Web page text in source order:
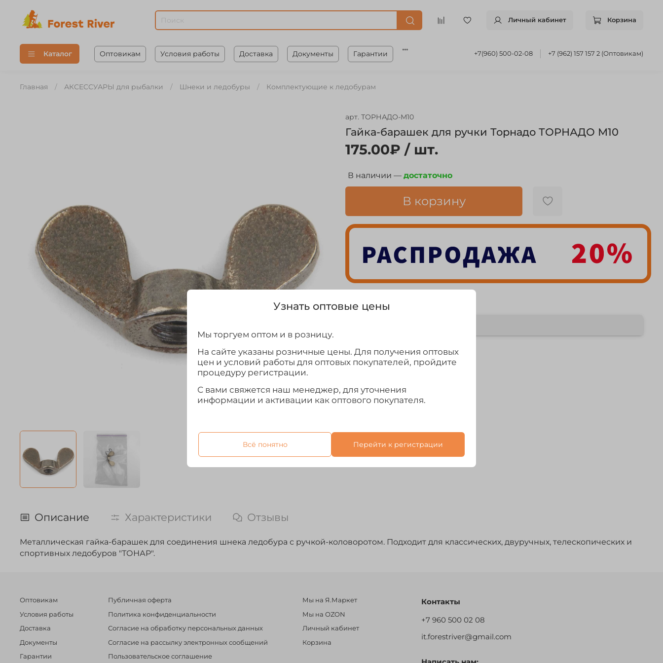
Личный кабинет Корзина
Каталог Оптовикам Условия работы Доставка Документы Гарантии +7(960) 500-02-08 +7 (962) 157 157 2 (Оптовикам)
Главная АКСЕССУАРЫ для рыбалки Шнеки и ледобуры Комплектующие к ледобурам
арт. ТОРНАДО-М10
Гайка-барашек для ручки Торнадо ТОРНАДО М10
175.00₽ / шт.
В наличии — достаточно
В корзину
Описание Характеристики Отзывы
Металлическая гайка-барашек для соединения шнека ледобура с ручкой-коловоротом. Подходит для классических, двуручных, телескопических и
спортивных ледобуров "ТОНАР".
Оптовикам
Условия работы
Доставка
Документы
Гарантии
Публичная оферта
Политика конфиденциальности
Согласие на обработку персональных данных
Согласие на рассылку электронных сообщений
Пользовательское соглашение
Мы на Я.Маркет
Мы на OZON
Личный кабинет
Корзина
Контакты
+7 960 500 02 08
it.forestriver@gmail.com
Узнать оптовые цены
Мы торгуем оптом и в розницу.
На сайте указаны розничные цены. Для получения оптовых
цен и условий работы для оптовых покупателей, пройдите
процедуру регистрации.
С вами свяжется наш менеджер, для уточнения
информации и активации как оптового покупателя.
Всё понятно Перейти к регистрации